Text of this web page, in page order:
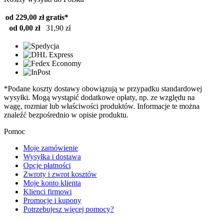
od 229,00 zł gratis*
od 0,00 zł
31,90 zł
*Podane koszty dostawy obowiązują w przypadku standardowej
wysyłki. Mogą wystąpić dodatkowe opłaty, np. ze względu na
wagę, rozmiar lub właściwości produktów. Informacje te można
znaleźć bezpośrednio w opisie produktu.
Pomoc
Moje zamówienie
Wysyłka i dostawa
Opcje płatności
Zwroty i zwrot kosztów
Moje konto klienta
Klienci firmowi
Promocje i kupony
Potrzebujesz więcej pomocy?